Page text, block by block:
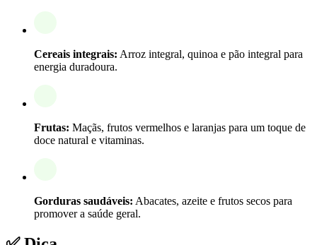
Cereais integrais: Arroz integral, quinoa e pão integral para
energia duradoura.
Frutas: Maçãs, frutos vermelhos e laranjas para um toque de
doce natural e vitaminas.
Gorduras saudáveis: Abacates, azeite e frutos secos para
promover a saúde geral.